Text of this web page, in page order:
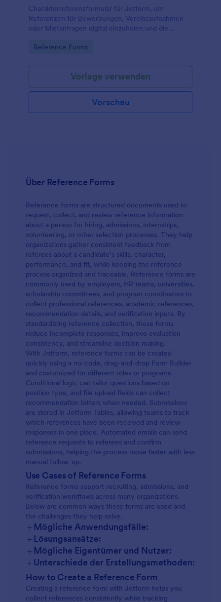
Charakterreferenzformular für Jotform, um
Referenzen für Bewerbungen, Vereinsaufnahmen
oder Mietanfragen digital einzuholen und die
zu organisieren.
Go to Category:
Reference Forms
Vorlage verwenden
Vorschau
Über Reference Forms
Reference forms are structured documents used to
request, collect, and review reference information
about a person for hiring, admissions, internships,
volunteering, or other selection processes. They help
organizations gather consistent feedback from
referees about a candidate’s skills, character,
performance, and fit, while keeping the reference
process organized and traceable. Reference forms are
commonly used by employers, HR teams, universities,
scholarship committees, and program coordinators to
collect professional references, academic references,
recommendation details, and verification inputs. By
standardizing reference collection, these forms
reduce incomplete responses, improve evaluation
consistency, and streamline decision making.
With Jotform, reference forms can be created
quickly using a no-code, drag-and-drop Form Builder
and customized for different roles or programs.
Conditional logic can tailor questions based on
position type, and file upload fields can collect
recommendation letters when needed. Submissions
are stored in Jotform Tables, allowing teams to track
which references have been received and review
responses in one place. Automated emails can send
reference requests to referees and confirm
submissions, helping the process move faster with less
manual follow-up.
Use Cases of Reference Forms
Reference forms support recruiting, admissions, and
verification workflows across many organizations.
Below are common ways these forms are used and
the challenges they help solve.
+Mögliche Anwendungsfälle:
+Lösungsansätze:
+Mögliche Eigentümer und Nutzer:
+Unterschiede der Erstellungsmethoden:
How to Create a Reference Form
Creating a reference form with Jotform helps you
collect references consistently while tracking